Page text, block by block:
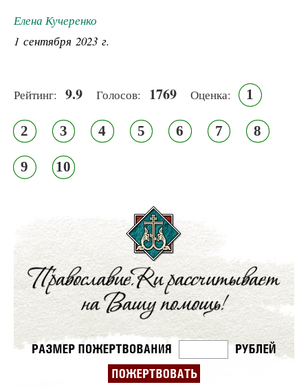
Елена Кучеренко
1 сентября 2023 г.
Рейтинг: 9.9 Голосов: 1769 Оценка: 1
2 3 4 5 6 7 8
9 10